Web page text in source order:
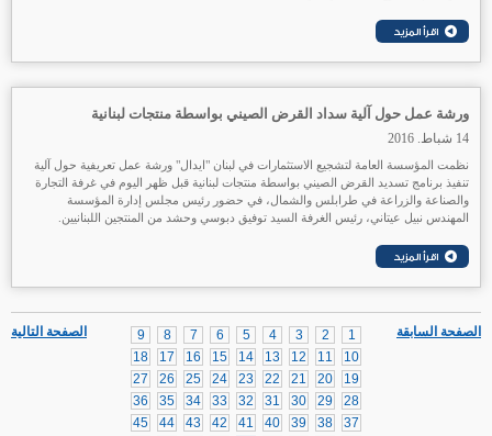
ورشة عمل حول آلية سداد القرض الصيني بواسطة منتجات لبنانية
14 شباط. 2016
نظمت المؤسسة العامة لتشجيع الاستثمارات في لبنان "ايدال" ورشة عمل تعريفية حول آلية
تنفيذ برنامج تسديد القرض الصيني بواسطة منتجات لبنانية قبل ظهر اليوم في غرفة التجارة
والصناعة والزراعة في طرابلس والشمال، في حضور رئيس مجلس إدارة المؤسسة
المهندس نبيل عيتاني، رئيس الغرفة السيد توفيق دبوسي وحشد من المنتجين اللبنانيين.
الصفحة التالية 1
2
3
4
5
6
7
8
9
10
11
12
13
14
15
16
17
18
19
20
21
22
23
24
25
26
27
28
29
30
31
32
33
34
35
36
37
38
39
40
41
42
43
44
45
الصفحة السابقة